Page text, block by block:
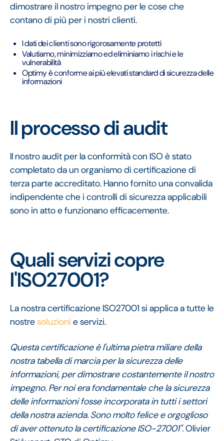
dimostrare il nostro impegno per le cose che
contano di più per i nostri clienti.
I dati dei clienti sono rigorosamente protetti
Valutiamo, minimizziamo ed eliminiamo i rischi e le
vulnerabilità
Optimy è conforme ai più elevati standard di sicurezza delle
informazioni
Il processo di audit
Il nostro audit per la conformità con ISO è stato
completato da un organismo di certificazione di
terza parte accreditato. Hanno fornito una convalida
indipendente che i controlli di sicurezza applicabili
sono in atto e funzionano efficacemente.
Quali servizi copre
l'ISO27001?
La nostra certificazione ISO27001 si applica a tutte le
nostresoluzioni e servizi.
Questa certificazione è l'ultima pietra miliare della
nostra tabella di marcia per la sicurezza delle
informazioni, per dimostrare costantemente il nostro
impegno. Per noi era fondamentale che la sicurezza
delle informazioni fosse incorporata in tutti i settori
della nostra azienda. Sono molto felice e orgoglioso
di aver ottenuto la certificazione ISO-27001".Olivier